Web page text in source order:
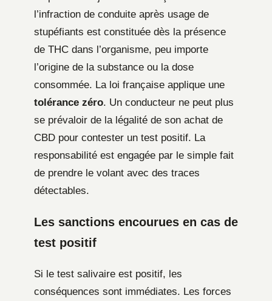
l’infraction de conduite après usage de
stupéfiants est constituée dès la présence
de THC dans l’organisme, peu importe
l’origine de la substance ou la dose
consommée. La loi française applique une
tolérance zéro. Un conducteur ne peut plus
se prévaloir de la légalité de son achat de
CBD pour contester un test positif. La
responsabilité est engagée par le simple fait
de prendre le volant avec des traces
détectables.
Les sanctions encourues en cas de
test positif
Si le test salivaire est positif, les
conséquences sont immédiates. Les forces